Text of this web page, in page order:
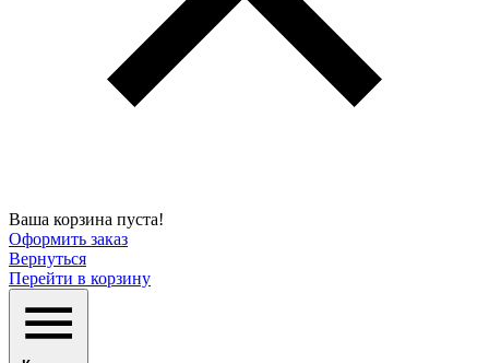
Ваша корзина пуста!
Оформить заказ
Вернуться
Перейти в корзину